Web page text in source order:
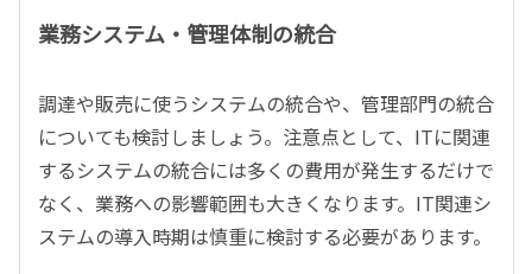
業務システム・管理体制の統合
調達や販売に使うシステムの統合や、管理部門の統合
についても検討しましょう。注意点として、ITに関連
するシステムの統合には多くの費用が発生するだけで
なく、業務への影響範囲も大きくなります。IT関連シ
ステムの導入時期は慎重に検討する必要があります。